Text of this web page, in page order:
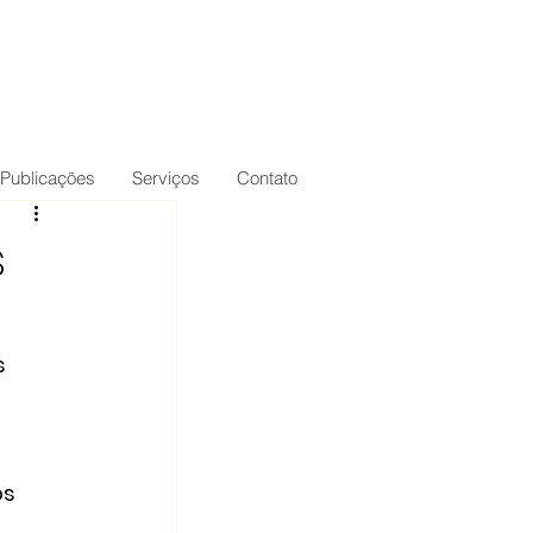
Publicações Serviços Contato